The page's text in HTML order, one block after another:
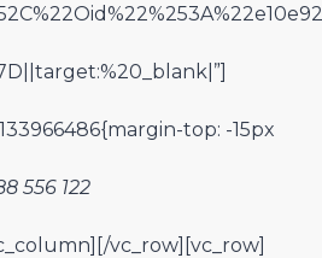
top: -15px
556 122
vc_row][vc_row]